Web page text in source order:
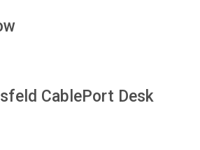
CablePort Desk